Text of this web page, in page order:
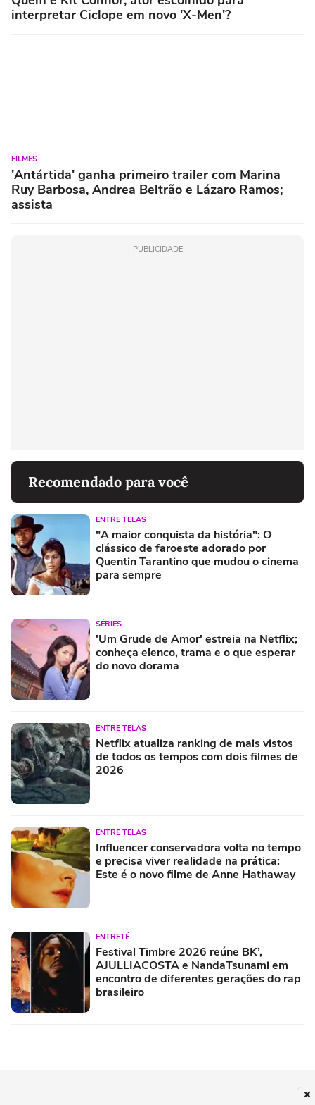
interpretar Ciclope em novo 'X-Men'?
FILMES
'Antártida' ganha primeiro trailer com Marina
Ruy Barbosa, Andrea Beltrão e Lázaro Ramos;
assista
PUBLICIDADE
Recomendado para você
ENTRE TELAS
"A maior conquista da história": O
clássico de faroeste adorado por
Quentin Tarantino que mudou o cinema
para sempre
SÉRIES
'Um Grude de Amor' estreia na Netflix;
conheça elenco, trama e o que esperar
do novo dorama
ENTRE TELAS
Netflix atualiza ranking de mais vistos
de todos os tempos com dois filmes de
2026
ENTRE TELAS
Influencer conservadora volta no tempo
e precisa viver realidade na prática:
Este é o novo filme de Anne Hathaway
ENTRETÊ
Festival Timbre 2026 reúne BK’,
AJULLIACOSTA e NandaTsunami em
encontro de diferentes gerações do rap
brasileiro